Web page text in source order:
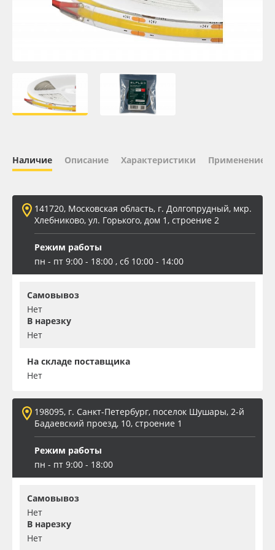
Плёнка монтажная Oratape
ПЭТ листовой
Баннер
Заготовки для сувениров
Наличие Описание Характеристики Применение
141720, Московская область, г. Долгопрудный, мкр.
Хлебниково, ул. Горького, дом 1, строение 2
Режим работы
пн - пт 9:00 - 18:00 , сб 10:00 - 14:00
Самовывоз
Нет
В нарезку
Нет
На складе поставщика
Нет
198095, г. Санкт-Петербург, поселок Шушары, 2-й
Бадаевский проезд, 10, строение 1
Режим работы
пн - пт 9:00 - 18:00
Самовывоз
Нет
В нарезку
Нет